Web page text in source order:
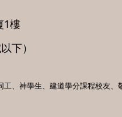
1樓
下）
、神學生、建道學分課程校友、